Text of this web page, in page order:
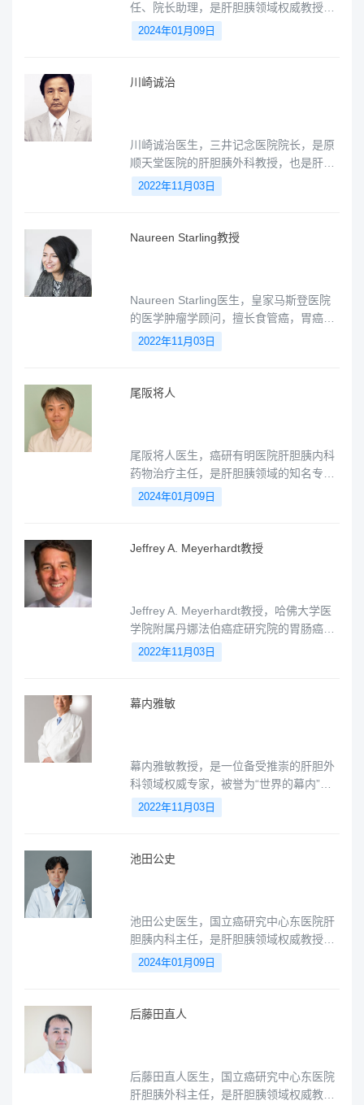
任、院长助理，是肝胆胰领域权威教授，
精通肝癌、胰腺癌、胆囊癌、胆管癌等。
2024年01月09日
川崎诚治
川崎诚治医生，三井记念医院院长，是原
顺天堂医院的肝胆胰外科教授，也是肝移
植、肝胆胰外科领域的权威专家。
2022年11月03日
Naureen Starling教授
Naureen Starling医生，皇家马斯登医院
的医学肿瘤学顾问，擅长食管癌，胃癌胰
腺癌。她并参与了多项胃肠道癌症新药的
国际临床试验。此外，Naureen Starling
会的临床专家。
2022年11月03日
尾阪将人
尾阪将人医生，癌研有明医院肝胆胰内科
药物治疗主任，是肝胆胰领域的知名专
家，精通肝癌、胆道癌、胰腺癌等疾病，
提供肝胆胰区域的影像和活检诊断、术前
物治疗、肝细胞癌的导管治疗等各种癌症
2024年01月09日
Jeffrey A. Meyerhardt教授
Jeffrey A. Meyerhardt教授，哈佛大学医
学院附属丹娜法伯癌症研究院的胃肠癌中
心临床主任和结直肠癌中心联合主任。他
擅长胆管癌、结肠癌、胰腺癌、食管癌、
类癌、肛癌、直肠癌、胃癌。
2022年11月03日
幕内雅敏
幕内雅敏教授，是一位备受推崇的肝胆外
科领域权威专家，被誉为“世界的幕内”或
“世界肝胆外科之王”。
2022年11月03日
池田公史
池田公史医生，国立癌研究中心东医院肝
胆胰内科主任，是肝胆胰领域权威教授，
精通肝胆癌、胰腺癌、胆管癌、神经内分
泌肿瘤。
2024年01月09日
后藤田直人
后藤田直人医生，国立癌研究中心东医院
肝胆胰外科主任，是肝胆胰领域权威教